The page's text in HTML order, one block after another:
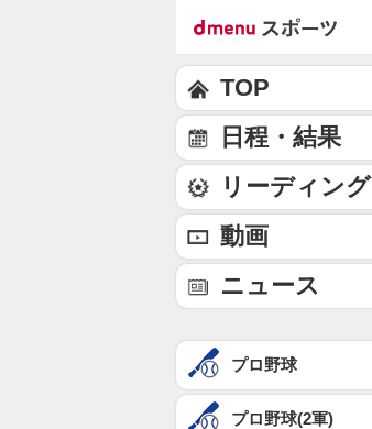
TOP
日程・結果
リーディング
動画
ニュース
プロ野球
プロ野球(2軍)